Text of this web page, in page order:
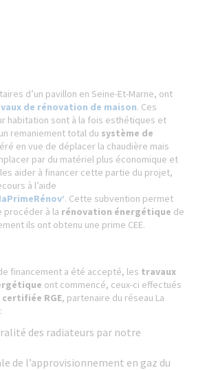
d’un pavillon en Seine-Et-Marne, ont
de rénovation de maison. Ces
habitation sont à la fois esthétiques et
remaniement total du système de
en vue de déplacer la chaudière mais
par du matériel plus économique et
aider à financer cette partie du projet,
à l’aide
. Cette subvention permet
procéder à la rénovation énergétique de
ils ont obtenu une prime CEE.
financement a été accepté, les travaux
ont commencé, ceux-ci effectués
RGE, partenaire du réseau La
des radiateurs par notre
de l’approvisionnement en gaz du